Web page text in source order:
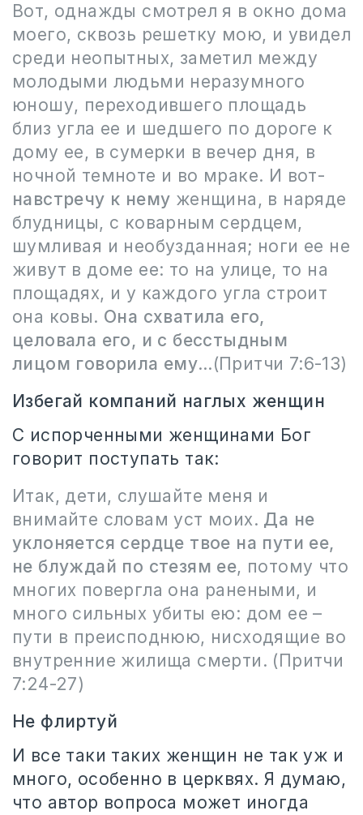
Вот, однажды смотрел я в окно дома
моего, сквозь решетку мою, и увидел
среди неопытных, заметил между
молодыми людьми неразумного
юношу, переходившего площадь
близ угла ее и шедшего по дороге к
дому ее, в сумерки в вечер дня, в
ночной темноте и во мраке. И вот-
навстречу к нему женщина, в наряде
блудницы, с коварным сердцем,
шумливая и необузданная; ноги ее не
живут в доме ее: то на улице, то на
площадях, и у каждого угла строит
она ковы. Она схватила его,
целовала его, и с бесстыдным
лицом говорила ему…(Притчи 7:6-13)
Избегай компаний наглых женщин
С испорченными женщинами Бог
говорит поступать так:
Итак, дети, слушайте меня и
внимайте словам уст моих. Да не
уклоняется сердце твое на пути ее,
не блуждай по стезям ее, потому что
многих повергла она ранеными, и
много сильных убиты ею: дом ее –
пути в преисподнюю, нисходящие во
внутренние жилища смерти. (Притчи
7:24-27)
Не флиртуй
И все таки таких женщин не так уж и
много, особенно в церквях. Я думаю,
что автор вопроса может иногда